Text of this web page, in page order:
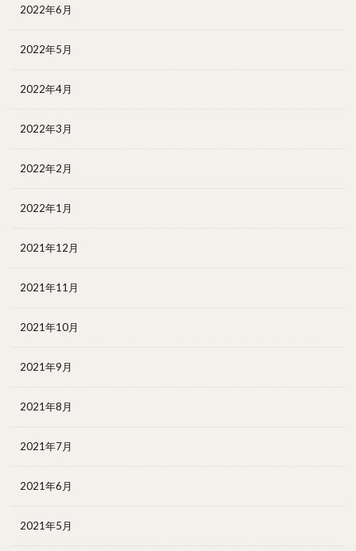
2022年6月
2022年5月
2022年4月
2022年3月
2022年2月
2022年1月
2021年12月
2021年11月
2021年10月
2021年9月
2021年8月
2021年7月
2021年6月
2021年5月